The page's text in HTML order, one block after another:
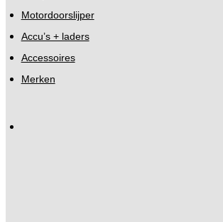
Motordoorslijper
Accu’s + laders
Accessoires
Merken